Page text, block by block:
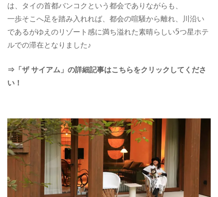
は、タイの首都バンコクという都会でありながらも、
一歩そこへ足を踏み入れれば、都会の喧騒から離れ、川沿い
であるがゆえのリゾート感に満ち溢れた素晴らしい5つ星ホテ
ルでの滞在となりました♪
⇒「ザ サイアム」の詳細記事はこちらをクリックしてくださ
い！